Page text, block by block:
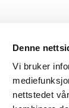
Denne
Vi bruker
nettstedet